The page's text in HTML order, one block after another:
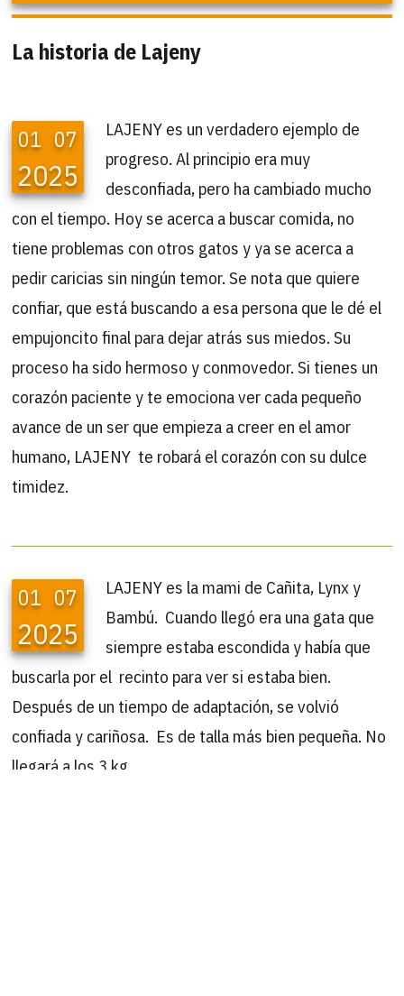
La historia de Lajeny
01 07
2025
LAJENY es un verdadero ejemplo de
progreso. Al principio era muy
desconfiada, pero ha cambiado mucho
con el tiempo. Hoy se acerca a buscar comida, no
tiene problemas con otros gatos y ya se acerca a
pedir caricias sin ningún temor. Se nota que quiere
confiar, que está buscando a esa persona que le dé el
empujoncito final para dejar atrás sus miedos. Su
proceso ha sido hermoso y conmovedor. Si tienes un
corazón paciente y te emociona ver cada pequeño
avance de un ser que empieza a creer en el amor
humano, LAJENY te robará el corazón con su dulce
timidez.
01 07
2025
LAJENY es la mami de Cañita, Lynx y
Bambú. Cuando llegó era una gata que
siempre estaba escondida y había que
buscarla por el recinto para ver si estaba bien.
Después de un tiempo de adaptación, se volvió
confiada y cariñosa. Es de talla más bien pequeña. No
llegará a los 3 kg.